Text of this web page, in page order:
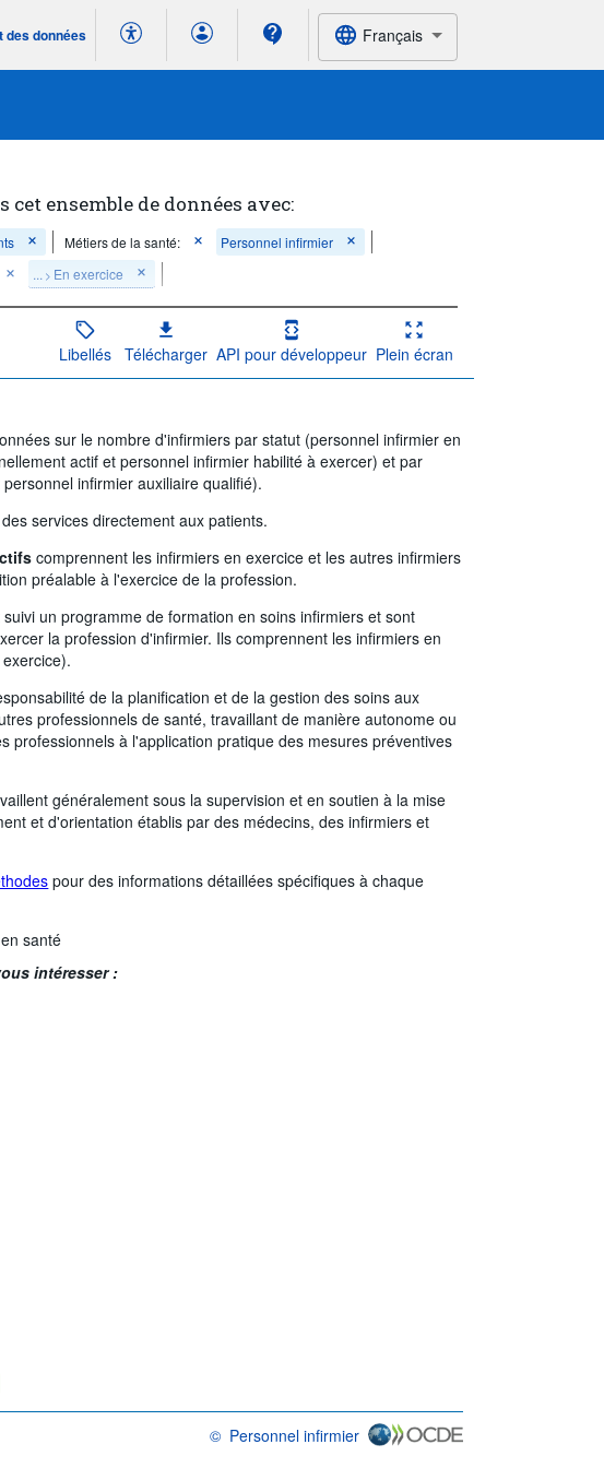
des données Français
cet ensemble de données avec:
Métiers de la santé:
Personnel infirmier
... > En exercice
Libellés Télécharger API pour développeur Plein écran
sur le nombre d'infirmiers par statut (personnel infirmier en
actif et personnel infirmier habilité à exercer) et par
infirmier auxiliaire qualifié).
services directement aux patients.
comprennent les infirmiers en exercice et les autres infirmiers
préalable à l'exercice de la profession.
un programme de formation en soins infirmiers et sont
la profession d'infirmier. Ils comprennent les infirmiers en
de la planification et de la gestion des soins aux
professionnels de santé, travaillant de manière autonome ou
professionnels à l'application pratique des mesures préventives
généralement sous la supervision et en soutien à la mise
et d'orientation établis par des médecins, des infirmiers et
pour des informations détaillées spécifiques à chaque
santé
intéresser :
© Personnel infirmier